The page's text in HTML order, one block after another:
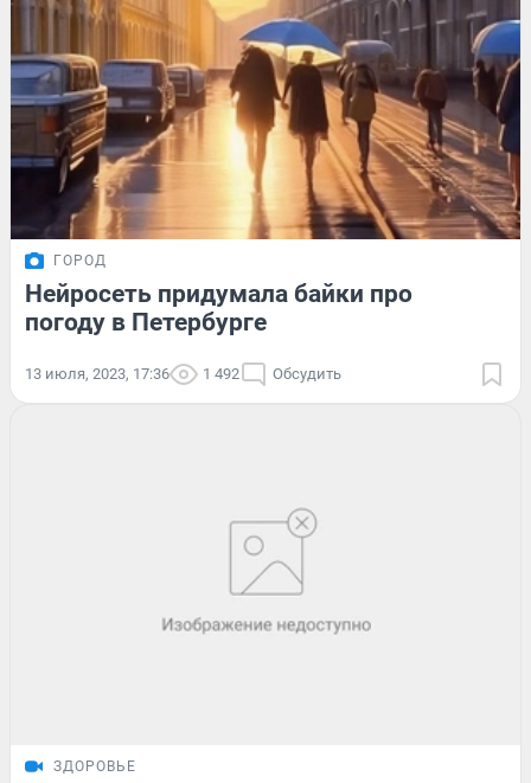
ГОРОД
Нейросеть придумала байки про
погоду в Петербурге
13 июля, 2023, 17:36 1 492 Обсудить
ЗДОРОВЬЕ